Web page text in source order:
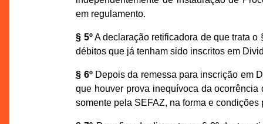
em regulamento.
§ 5ºA declaração retificadora de que trata o
débitos que já tenham sido inscritos em
§ 6ºDepois da remessa para inscrição em
que houver prova inequívoca da
somente pela SEFAZ, na forma e